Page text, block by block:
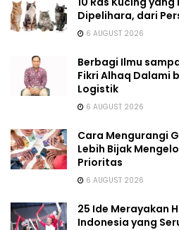
Dipelihara, dari
6 AUGUST 2026
Berbagi Ilmu
Fikri Alhaq Dalami
Logistik
6 AUGUST 2026
Cara Mengurangi
Lebih Bijak
Prioritas
6 AUGUST 2026
25 Ide Merayakan
Indonesia yang